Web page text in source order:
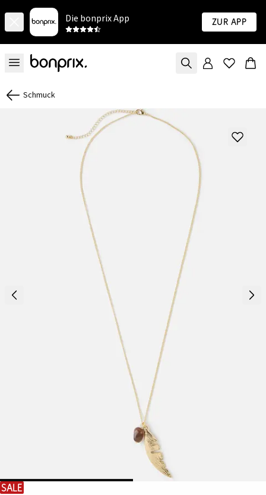
Die bonprix App Zur App
Schmuck
SALE